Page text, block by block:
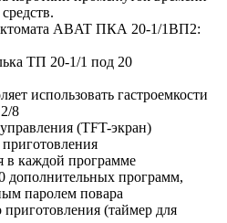
ABAT ПКА 20-1/1ВП2:
ТП 20-1/1 под 20
использовать гастроемкости
8
(TFT-экран)
в каждой программе
дополнительных программ,
паролем повара
(таймер для